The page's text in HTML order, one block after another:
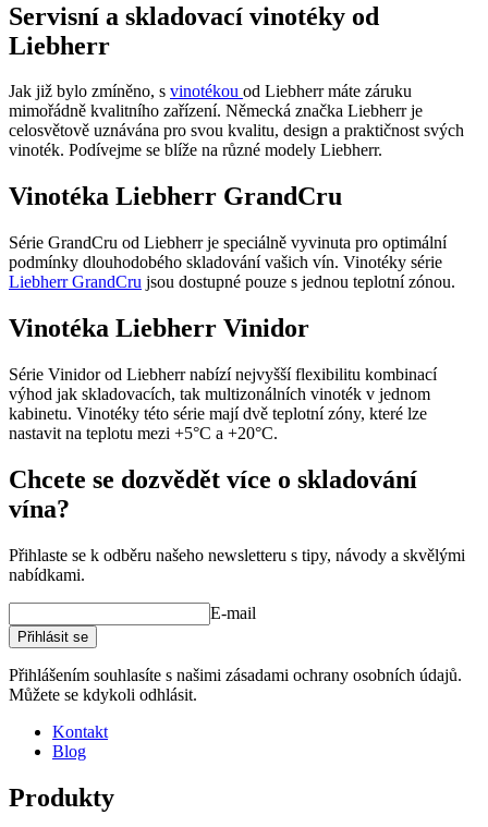
Servisní a skladovací vinotéky od
Liebherr
Jak již bylo zmíněno, s vinotékou od Liebherr máte záruku
mimořádně kvalitního zařízení. Německá značka Liebherr je
celosvětově uznávána pro svou kvalitu, design a praktičnost svých
vinoték. Podívejme se blíže na různé modely Liebherr.
Vinotéka Liebherr GrandCru
Série GrandCru od Liebherr je speciálně vyvinuta pro optimální
podmínky dlouhodobého skladování vašich vín. Vinotéky série
Liebherr GrandCru jsou dostupné pouze s jednou teplotní zónou.
Vinotéka Liebherr Vinidor
Série Vinidor od Liebherr nabízí nejvyšší flexibilitu kombinací
výhod jak skladovacích, tak multizonálních vinoték v jednom
kabinetu. Vinotéky této série mají dvě teplotní zóny, které lze
nastavit na teplotu mezi +5°C a +20°C.
Chcete se dozvědět více o skladování
vína?
Přihlaste se k odběru našeho newsletteru s tipy, návody a skvělými
nabídkami.
E-mail
Přihlásit se
Přihlášením souhlasíte s našimi zásadami ochrany osobních údajů.
Můžete se kdykoli odhlásit.
Kontakt
Blog
Produkty